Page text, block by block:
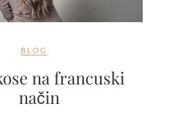
BLOG
na francuski
način